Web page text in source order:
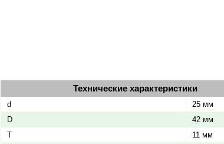
Технические характеристики
d
25 мм
D
42 мм
T
11 мм